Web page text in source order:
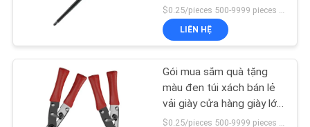
TỨC
TRƯỜNG
Các bộ phận khung
kim loại
9
theo bìa cứng đóng gói
người mua hàng túi giấy
kraft
$0.25/pieces 500-9999 pieces MOQ:500 miếng
LIÊN HỆ
Gói mua sắm quà tặng
màu đen túi xách bán lẻ
vải giày cửa hàng giày lớn
túi giấy tote với logo in